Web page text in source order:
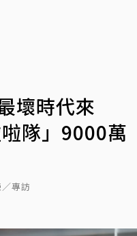
壞時代來
隊」9000萬
專訪